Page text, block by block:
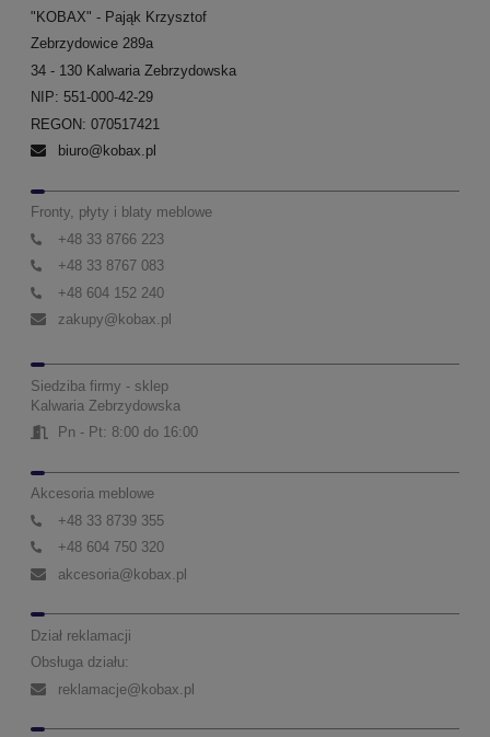
"KOBAX" - Pająk Krzysztof
Zebrzydowice 289a
34 - 130 Kalwaria Zebrzydowska
NIP: 551-000-42-29
REGON: 070517421
biuro@kobax.pl
Fronty, płyty i blaty meblowe
+48 33 8766 223
+48 33 8767 083
+48 604 152 240
zakupy@kobax.pl
Siedziba firmy - sklep
Kalwaria Zebrzydowska
Pn - Pt: 8:00 do 16:00
Akcesoria meblowe
+48 33 8739 355
+48 604 750 320
akcesoria@kobax.pl
Dział reklamacji
Obsługa działu:
reklamacje@kobax.pl